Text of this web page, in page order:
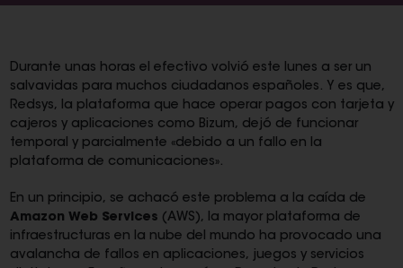
Durante unas horas el efectivo volvió este lunes a ser un
salvavidas para muchos ciudadanos españoles. Y es que,
Redsys, la plataforma que hace operar pagos con tarjeta y
cajeros y aplicaciones como Bizum, dejó de funcionar
temporal y parcialmente «debido a un fallo en la
plataforma de comunicaciones».
En un principio, se achacó este problema a la caída de
Amazon Web Services (AWS), la mayor plataforma de
infraestructuras en la nube del mundo ha provocado una
avalancha de fallos en aplicaciones, juegos y servicios